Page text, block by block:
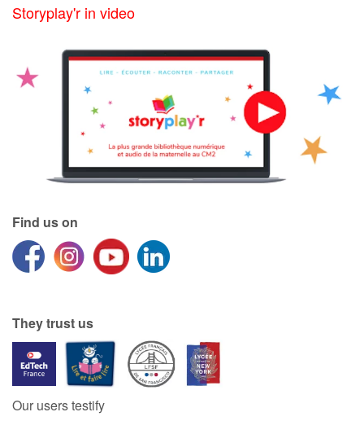
Festivals and events
Love and friendship
Emotions and feelings
Formats and illustrations
Catalogue anglais
Help
Home
Storyplay'r in video
Find us on
They trust us
Our users testify